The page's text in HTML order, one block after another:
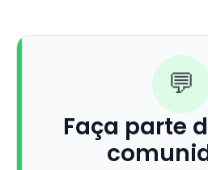
💬
Faça parte